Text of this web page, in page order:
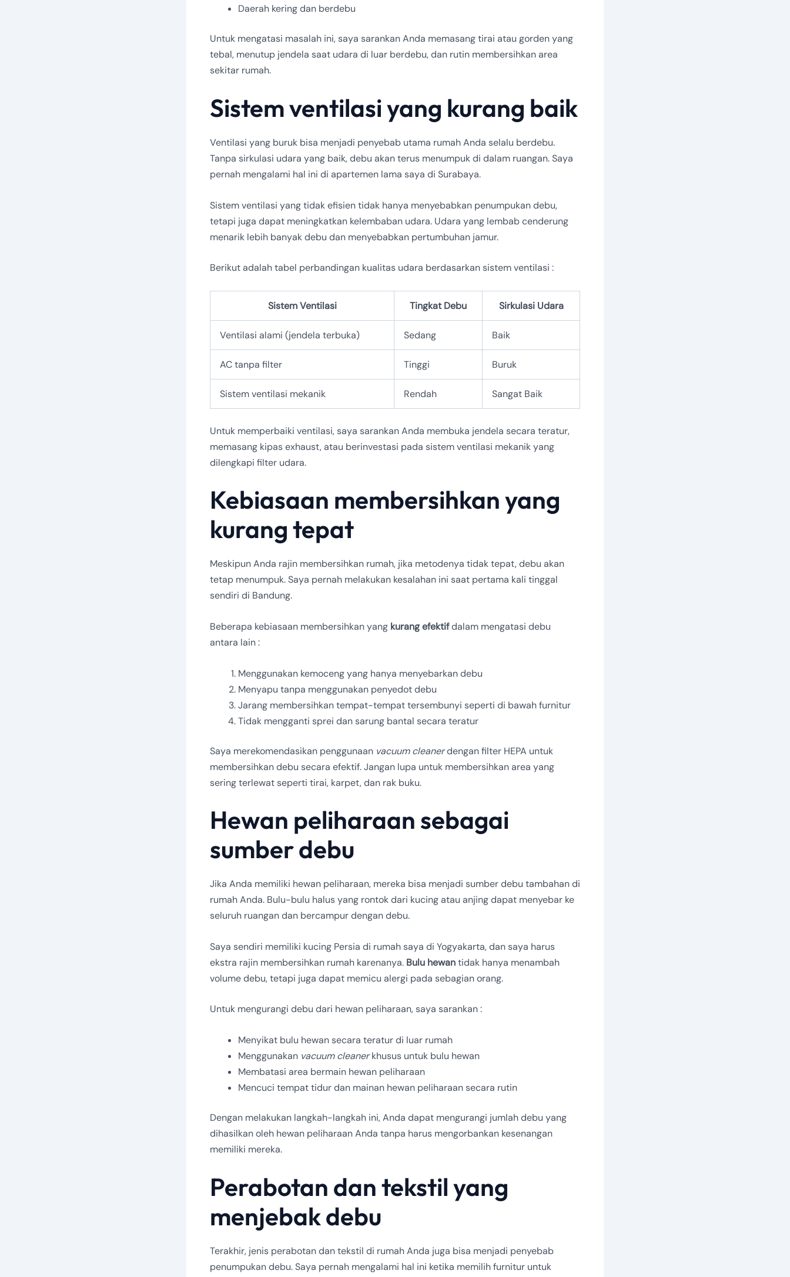
Daerah kering dan berdebu
Untuk mengatasi masalah ini, saya sarankan Anda memasang tirai atau gorden yang
tebal, menutup jendela saat udara di luar berdebu, dan rutin membersihkan area
sekitar rumah.
Sistem ventilasi yang kurang baik
Ventilasi yang buruk bisa menjadi penyebab utama rumah Anda selalu berdebu.
Tanpa sirkulasi udara yang baik, debu akan terus menumpuk di dalam ruangan. Saya
pernah mengalami hal ini di apartemen lama saya di Surabaya.
Sistem ventilasi yang tidak efisien tidak hanya menyebabkan penumpukan debu,
tetapi juga dapat meningkatkan kelembaban udara. Udara yang lembab cenderung
menarik lebih banyak debu dan menyebabkan pertumbuhan jamur.
Berikut adalah tabel perbandingan kualitas udara berdasarkan sistem ventilasi :
Sistem Ventilasi Tingkat Debu Sirkulasi Udara
Ventilasi alami (jendela terbuka) Sedang Baik
AC tanpa filter Tinggi Buruk
Sistem ventilasi mekanik Rendah Sangat Baik
Untuk memperbaiki ventilasi, saya sarankan Anda membuka jendela secara teratur,
memasang kipas exhaust, atau berinvestasi pada sistem ventilasi mekanik yang
dilengkapi filter udara.
Kebiasaan membersihkan yang
kurang tepat
Meskipun Anda rajin membersihkan rumah, jika metodenya tidak tepat, debu akan
tetap menumpuk. Saya pernah melakukan kesalahan ini saat pertama kali tinggal
sendiri di Bandung.
Beberapa kebiasaan membersihkan yang kurang efektifdalam mengatasi debu
antara lain :
Menggunakan kemoceng yang hanya menyebarkan debu
Menyapu tanpa menggunakan penyedot debu
Jarang membersihkan tempat-tempat tersembunyi seperti di bawah furnitur
Tidak mengganti sprei dan sarung bantal secara teratur
Saya merekomendasikan penggunaan vacuum cleanerdengan filter HEPA untuk
membersihkan debu secara efektif. Jangan lupa untuk membersihkan area yang
sering terlewat seperti tirai, karpet, dan rak buku.
Hewan peliharaan sebagai
sumber debu
Jika Anda memiliki hewan peliharaan, mereka bisa menjadi sumber debu tambahan di
rumah Anda. Bulu-bulu halus yang rontok dari kucing atau anjing dapat menyebar ke
seluruh ruangan dan bercampur dengan debu.
Saya sendiri memiliki kucing Persia di rumah saya di Yogyakarta, dan saya harus
ekstra rajin membersihkan rumah karenanya. Bulu hewantidak hanya menambah
volume debu, tetapi juga dapat memicu alergi pada sebagian orang.
Untuk mengurangi debu dari hewan peliharaan, saya sarankan :
Menyikat bulu hewan secara teratur di luar rumah
Menggunakan vacuum cleanerkhusus untuk bulu hewan
Membatasi area bermain hewan peliharaan
Mencuci tempat tidur dan mainan hewan peliharaan secara rutin
Dengan melakukan langkah-langkah ini, Anda dapat mengurangi jumlah debu yang
dihasilkan oleh hewan peliharaan Anda tanpa harus mengorbankan kesenangan
memiliki mereka.
Perabotan dan tekstil yang
menjebak debu
Terakhir, jenis perabotan dan tekstil di rumah Anda juga bisa menjadi penyebab
penumpukan debu. Saya pernah mengalami hal ini ketika memilih furnitur untuk